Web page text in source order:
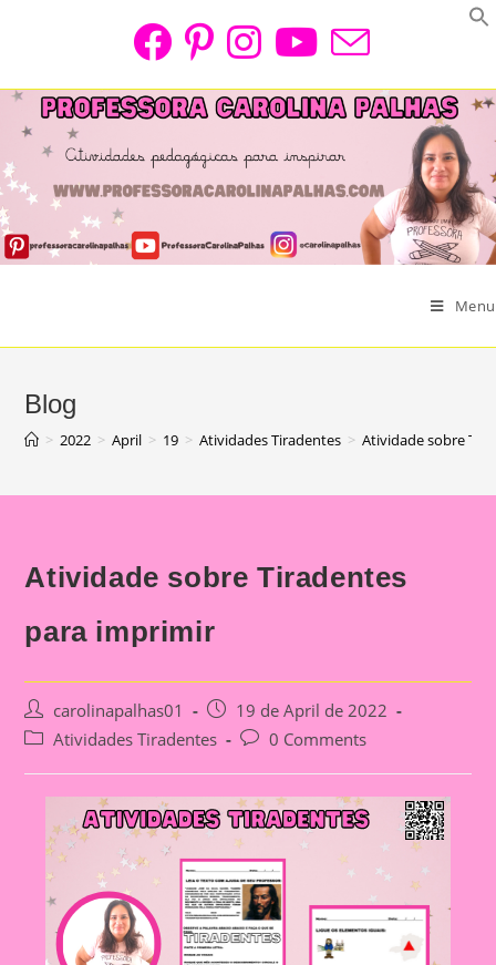
Menu
Blog
> 2022 > April > 19 > Atividades Tiradentes > Atividade sobre
Atividade sobre Tiradentes
para imprimir
Post
author:
carolinapalhas01
Post
published:
19 de April de 2022
PostAtividades Tiradentes
Post0 Comments